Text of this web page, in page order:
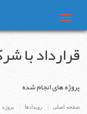
Toggle
قرارداد با
پروژه های انجام شده
صفحه اصلی رویدادها